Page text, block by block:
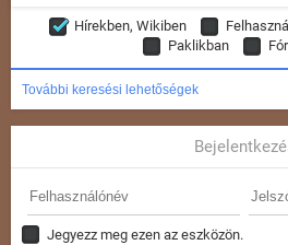
Hírekben, Wikiben
Paklikban
További keresési lehetőségek
Jegyezz meg ezen az eszközön.